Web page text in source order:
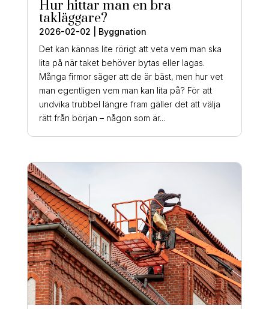
Hur hittar man en bra
takläggare?
2026-02-02
Byggnation
Det kan kännas lite rörigt att veta vem man ska
lita på när taket behöver bytas eller lagas.
Många firmor säger att de är bäst, men hur vet
man egentligen vem man kan lita på? För att
undvika trubbel längre fram gäller det att välja
rätt från början – någon som är...